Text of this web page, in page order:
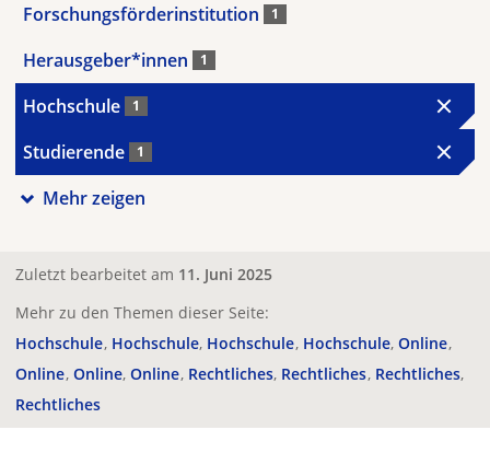
Forschungsförderinstitution 1
Herausgeber*innen 1
Hochschule 1
Studierende 1
Mehr zeigen
Zuletzt bearbeitet am 11. Juni 2025
Mehr zu den Themen dieser Seite:
Hochschule Hochschule Hochschule Hochschule Online
Online Online Online Rechtliches Rechtliches Rechtliches
Rechtliches